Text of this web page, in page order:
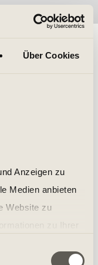
Über Cookies
Anzeigen zu
Medien anbieten
Website zu
weiter. Unsere